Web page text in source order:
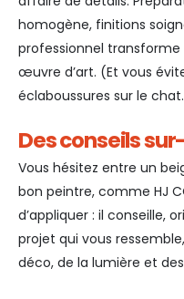
homogène, finitions
professionnel
œuvre d’art. (Et vous
éclaboussures sur le
Des conseils
Vous hésitez entre un
bon peintre, comme HJ
d’appliquer : il conseille,
projet qui vous
déco, de la lumière et